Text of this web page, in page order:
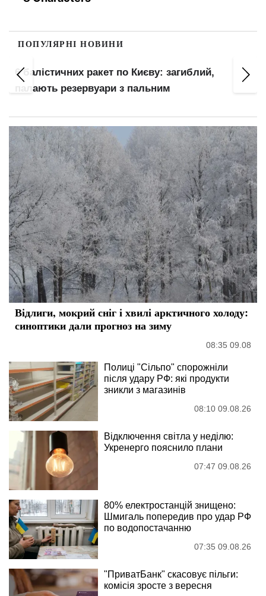
ПОПУЛЯРНІ НОВИНИ
6 балістичних ракет по Києву: загиблий,
палають резервуари з пальним
Відлиги, мокрий сніг і хвилі арктичного холоду:
синоптики дали прогноз на зиму
08:35 09.08
Полиці "Сільпо" спорожніли
після удару РФ: які продукти
зникли з магазинів
08:10 09.08.26
Відключення світла у неділю:
Укренерго пояснило плани
07:47 09.08.26
80% електростанцій знищено:
Шмигаль попередив про удар РФ
по водопостачанню
07:35 09.08.26
"ПриватБанк" скасовує пільги:
комісія зросте з вересня